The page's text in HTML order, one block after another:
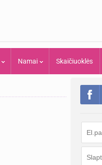
Namai Skaičiuoklės